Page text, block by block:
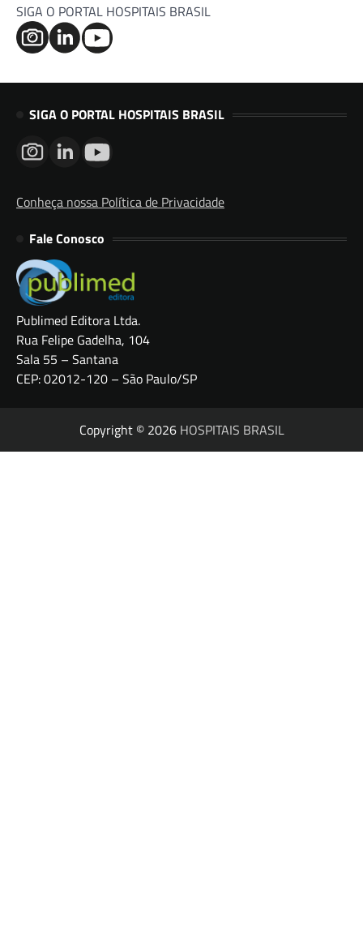
SIGA O PORTAL HOSPITAIS BRASIL
SIGA O PORTAL HOSPITAIS BRASIL
Conheça nossa Política de Privacidade
Fale Conosco
Publimed Editora Ltda.
Rua Felipe Gadelha, 104
Sala 55 – Santana
CEP: 02012-120 – São Paulo/SP
Copyright © 2026 HOSPITAIS BRASIL